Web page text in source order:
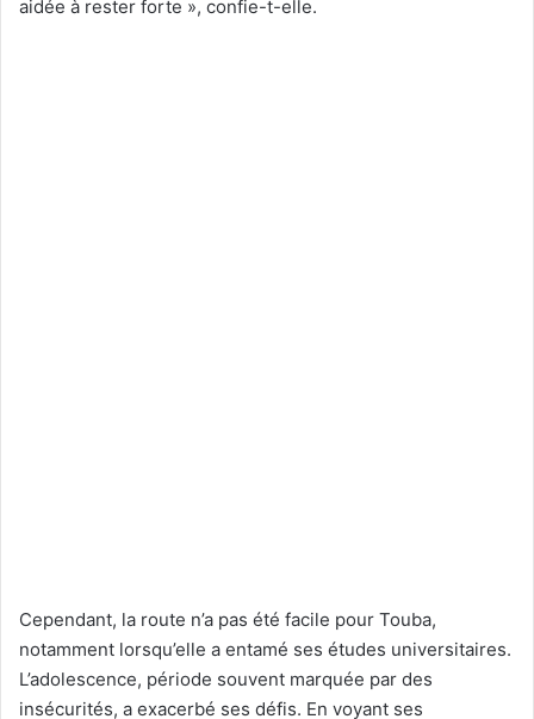
aidée à rester forte », confie-t-elle.
Cependant, la route n’a pas été facile pour Touba,
notamment lorsqu’elle a entamé ses études universitaires.
L’adolescence, période souvent marquée par des
insécurités, a exacerbé ses défis. En voyant ses